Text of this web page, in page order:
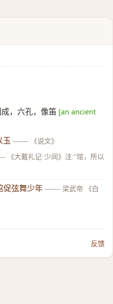
，六孔，像笛 [an ancient
玉 —— 《说文》
《大戴礼记·少间》注:“琯，所以
促弦舞少年 —— 梁武帝 《白
反馈